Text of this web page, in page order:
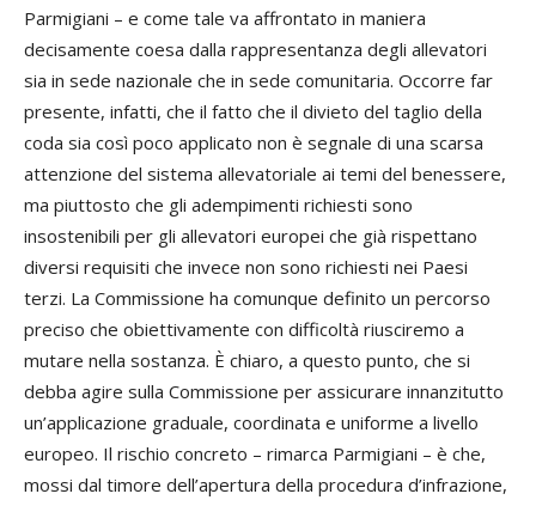
Parmigiani – e come tale va affrontato in maniera
decisamente coesa dalla rappresentanza degli allevatori
sia in sede nazionale che in sede comunitaria. Occorre far
presente, infatti, che il fatto che il divieto del taglio della
coda sia così poco applicato non è segnale di una scarsa
attenzione del sistema allevatoriale ai temi del benessere,
ma piuttosto che gli adempimenti richiesti sono
insostenibili per gli allevatori europei che già rispettano
diversi requisiti che invece non sono richiesti nei Paesi
terzi. La Commissione ha comunque definito un percorso
preciso che obiettivamente con difficoltà riusciremo a
mutare nella sostanza. È chiaro, a questo punto, che si
debba agire sulla Commissione per assicurare innanzitutto
un’applicazione graduale, coordinata e uniforme a livello
europeo. Il rischio concreto – rimarca Parmigiani – è che,
mossi dal timore dell’apertura della procedura d’infrazione,